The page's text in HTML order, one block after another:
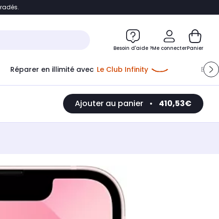
Accéder directement au chatbot
Besoin d'aide ?Me connecterPanier
Réparer en illimité avec Le Club Infinity
Ajouter au panier • 410,53€